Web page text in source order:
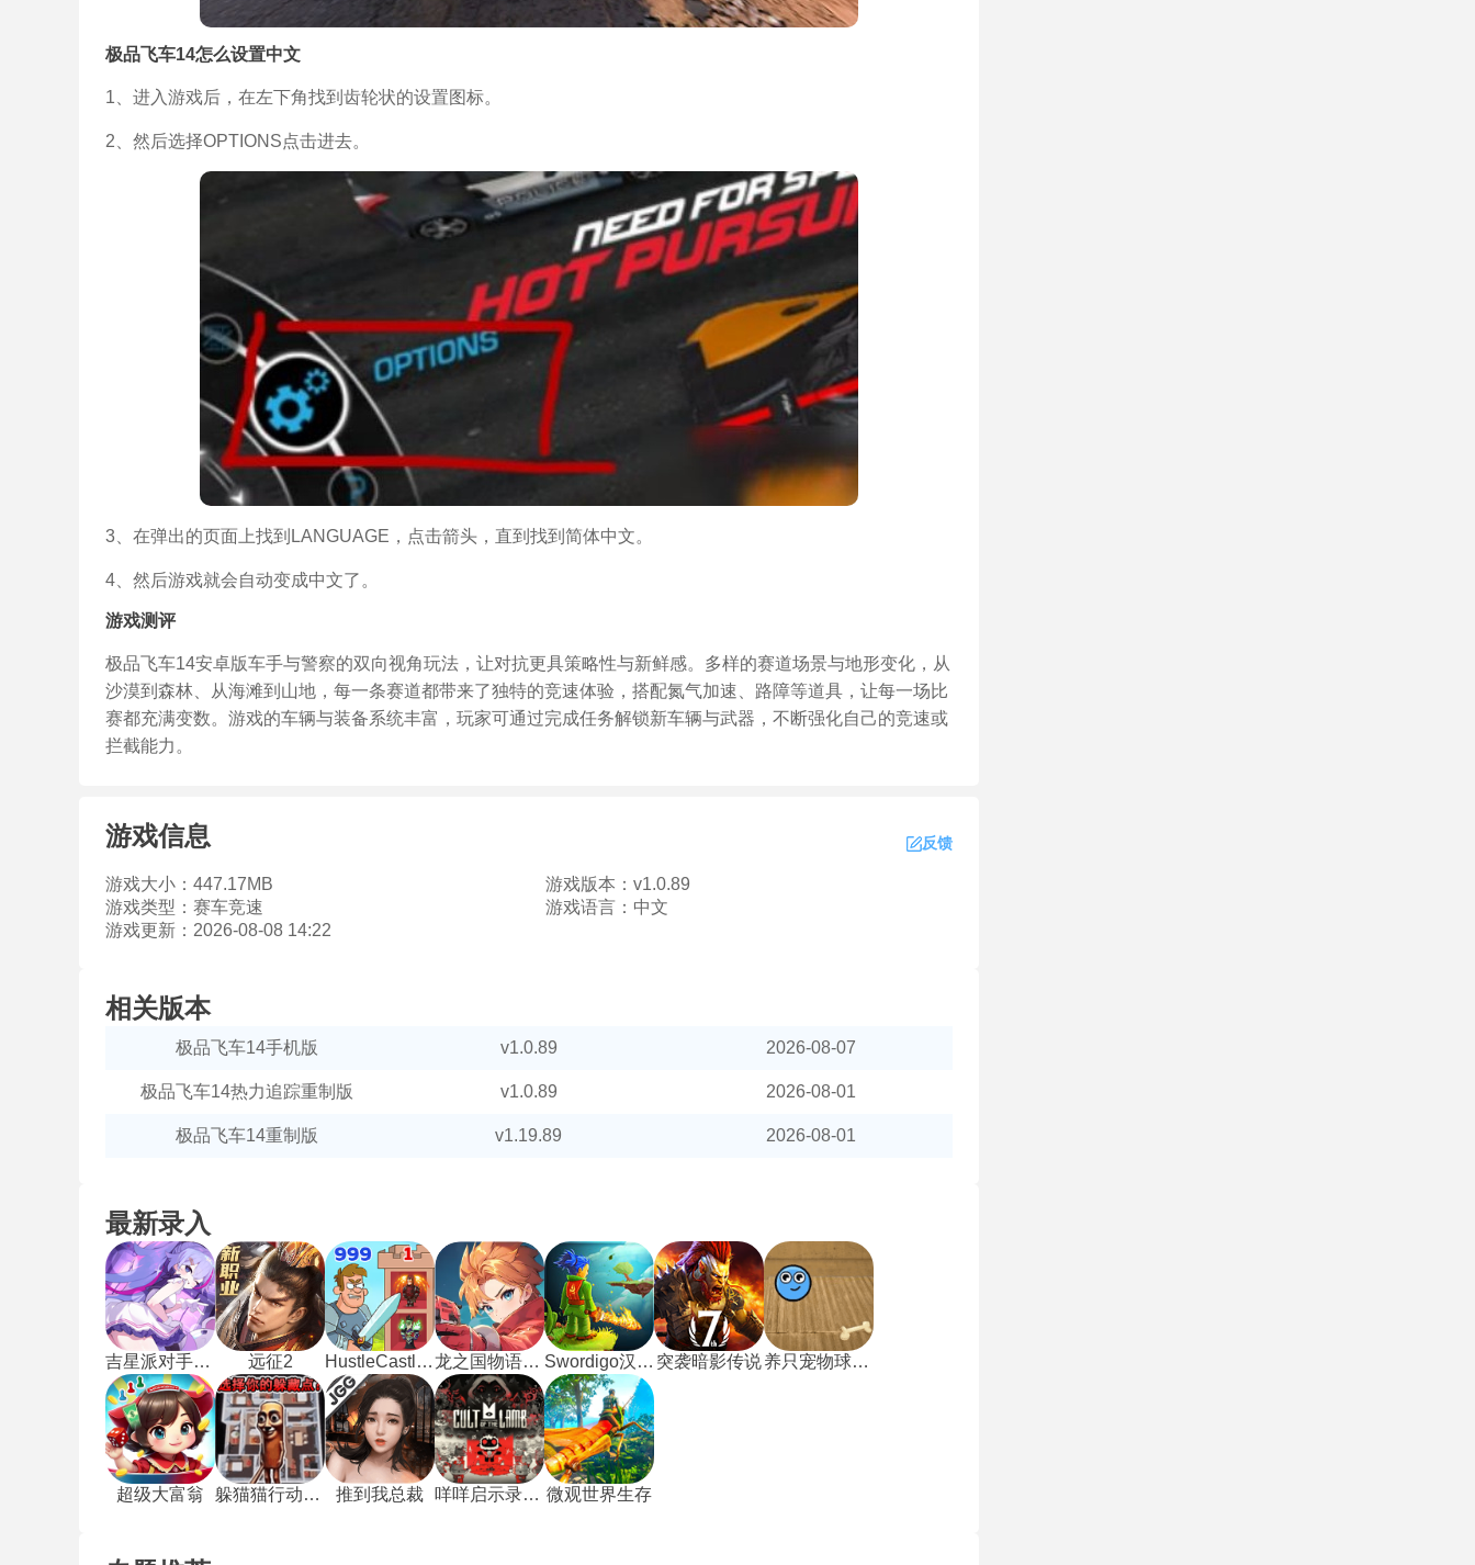
极品飞车14怎么设置中文
1、进入游戏后，在左下角找到齿轮状的设置图标。
2、然后选择OPTIONS点击进去。
3、在弹出的页面上找到LANGUAGE，点击箭头，直到找到简体中文。
4、然后游戏就会自动变成中文了。
游戏测评
极品飞车14安卓版车手与警察的双向视角玩法，让对抗更具策略性与新鲜感。多样的赛道场景与地形变化，从
沙漠到森林、从海滩到山地，每一条赛道都带来了独特的竞速体验，搭配氮气加速、路障等道具，让每一场比
赛都充满变数。游戏的车辆与装备系统丰富，玩家可通过完成任务解锁新车辆与武器，不断强化自己的竞速或
拦截能力。
游戏信息 反馈
游戏大小： 447.17MB 游戏版本：v1.0.89
游戏类型： 赛车竞速 游戏语言： 中文
游戏更新： 2026-08-08 14:22
相关版本
极品飞车14手机版 v1.0.89 2026-08-07
极品飞车14热力追踪重制版 v1.0.89 2026-08-01
极品飞车14重制版 v1.19.89 2026-08-01
最新录入
吉星派对手机版 远征2 HustleCastle中文版 龙之国物语畅享服 Swordigo汉化版 突袭暗影传说 养只宠物球手机版
超级大富翁 躲猫猫行动手机版 推到我总裁 咩咩启示录安卓版 微观世界生存